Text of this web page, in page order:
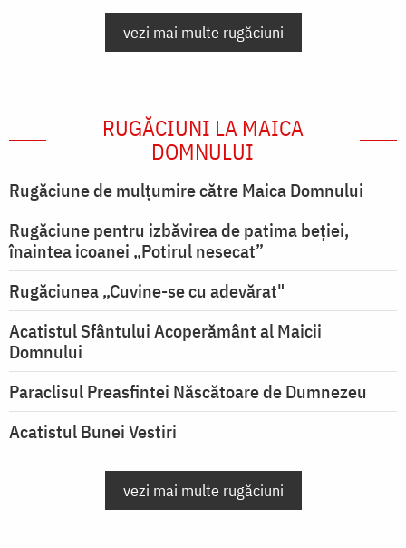
vezi mai multe rugăciuni
RUGĂCIUNI LA MAICA
DOMNULUI
Rugăciune de mulţumire către Maica Domnului
Rugăciune pentru izbăvirea de patima beției,
înaintea icoanei „Potirul nesecat”
Rugăciunea „Cuvine-se cu adevărat"
Acatistul Sfântului Acoperământ al Maicii
Domnului
Paraclisul Preasfintei Născătoare de Dumnezeu
Acatistul Bunei Vestiri
vezi mai multe rugăciuni